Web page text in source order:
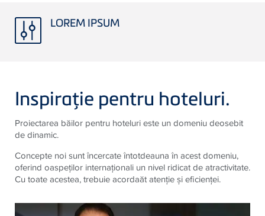
LOREM IPSUM
Inspiraţie pentru hoteluri.
Proiectarea băilor pentru hoteluri este un domeniu deosebit
de dinamic.
Concepte noi sunt încercate întotdeauna în acest domeniu,
oferind oaspeţilor internaţionali un nivel ridicat de atractivitate.
Cu toate acestea, trebuie acordaăt atenţie şi eficienţei.